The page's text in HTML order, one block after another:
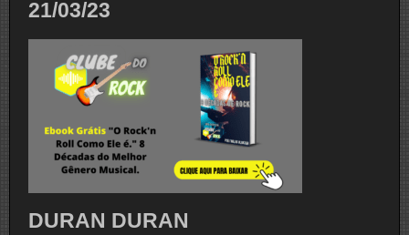
21/03/23
DURAN DURAN